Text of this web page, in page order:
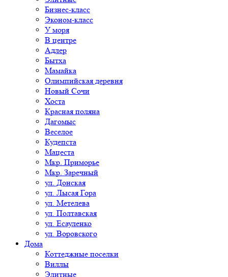
Бизнес-класс
Эконом-класс
У моря
В центре
Адлер
Бытха
Мамайка
Олимпийская деревня
Новый Сочи
Хоста
Красная поляна
Дагомыс
Веселое
Кудепста
Мацеста
Мкр. Приморье
Мкр. Заречный
ул. Донская
ул. Лысая Гора
ул. Метелева
ул. Полтавская
ул. Есауленко
ул. Воровского
Дома
Коттеджные поселки
Виллы
Элитные